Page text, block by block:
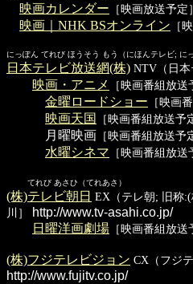
映画カレンダー ［映画放送予定］
映画｜NHK BSオンライン ［
にっぽん てれび ほうそう もう（にほんテレビ; に
日本テレビ放送網(株) NTV（日本
映画・アニメ ［映画番組放送
金曜ロードショー ［映画
映画天国
［映画番組放送予
月曜映画 ［映画番組放送予
水曜シネマ ［映画番組放送
てれび あさひ（てれあさ）
(株)テレビ朝日 EX（テレ朝; 旧称
川］
http://www.tv-asahi.co.jp/
日曜洋画劇場 ［映画番組放送
(株)フジテレビジョン CX（フジ
http://www.fujitv.co.jp/